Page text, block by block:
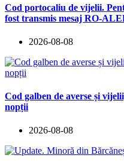
Cod portocaliu de vijelii.
fost transmis mesaj RO-
2026-08-08
Cod galben de averse și
nopții
2026-08-08